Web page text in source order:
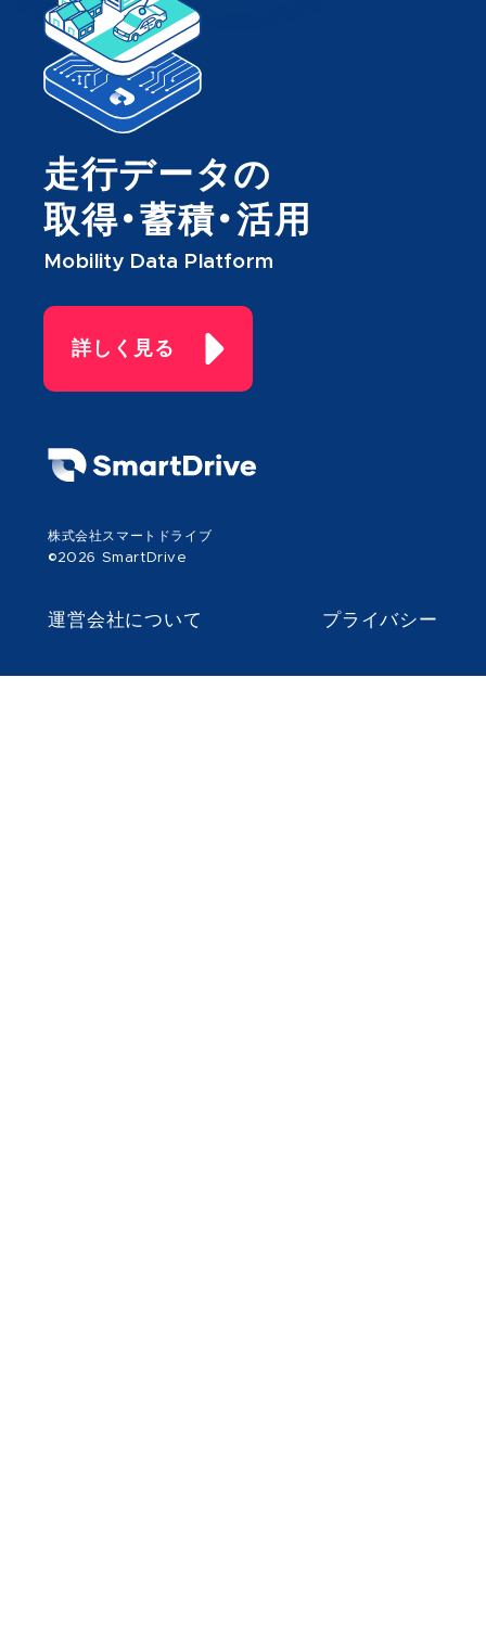
走行データの
取得・蓄積・活用
Mobility Data Platform
詳しく見る
株式会社スマートドライブ
©2026 SmartDrive
運営会社について プライバシー